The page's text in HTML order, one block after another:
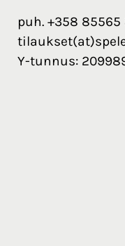
puh. +358 85565
Y-tunnus: